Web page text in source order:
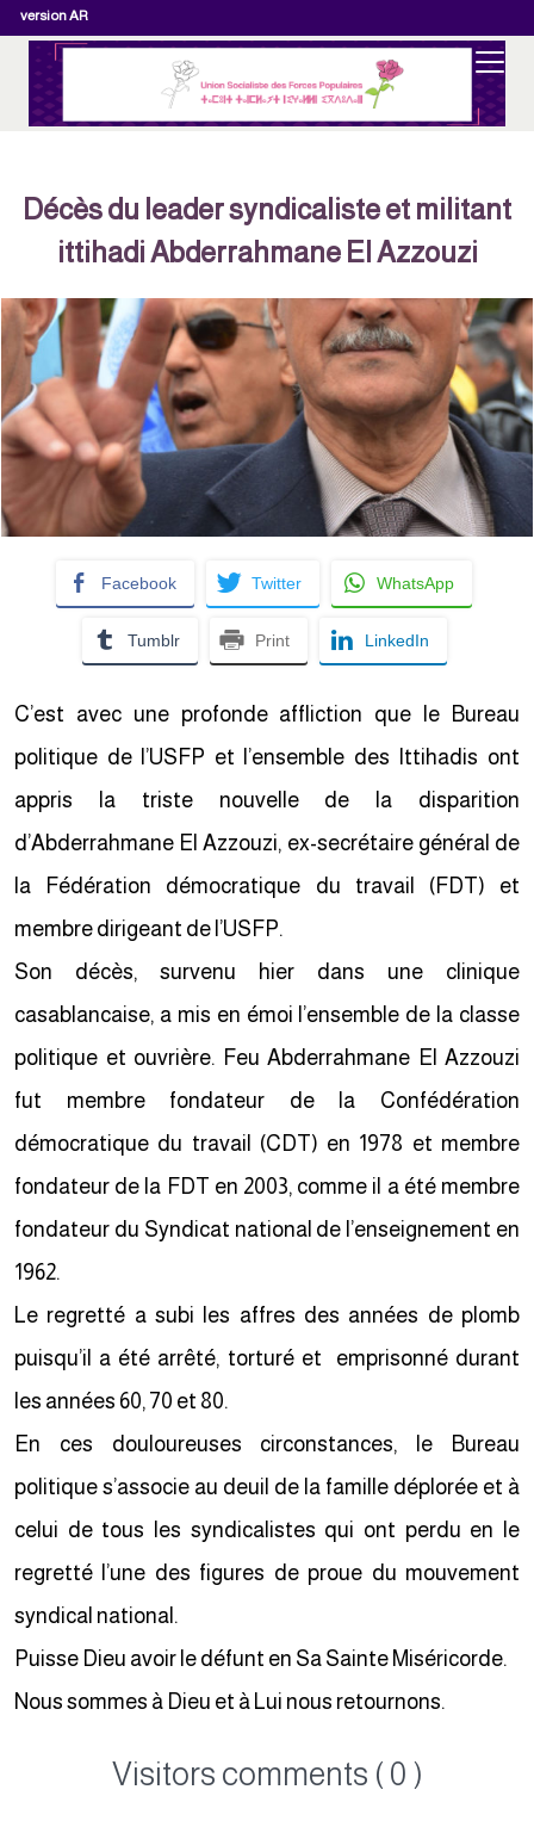
version AR
Décès du leader syndicaliste et militant
ittihadi Abderrahmane El Azzouzi
Facebook Twitter WhatsApp
Tumblr Print LinkedIn
C’est avec une profonde affliction que le Bureau
politique de l’USFP et l’ensemble des Ittihadis ont
appris la triste nouvelle de la disparition
d’Abderrahmane El Azzouzi, ex-secrétaire général de
la Fédération démocratique du travail (FDT) et
membre dirigeant de l’USFP.
Son décès, survenu hier dans une clinique
casablancaise, a mis en émoi l’ensemble de la classe
politique et ouvrière. Feu Abderrahmane El Azzouzi
fut membre fondateur de la Confédération
démocratique du travail (CDT) en 1978 et membre
fondateur de la FDT en 2003, comme il a été membre
fondateur du Syndicat national de l’enseignement en
1962.
Le regretté a subi les affres des années de plomb
puisqu’il a été arrêté, torturé et emprisonné durant
les années 60, 70 et 80.
En ces douloureuses circonstances, le Bureau
politique s’associe au deuil de la famille déplorée et à
celui de tous les syndicalistes qui ont perdu en le
regretté l’une des figures de proue du mouvement
syndical national.
Puisse Dieu avoir le défunt en Sa Sainte Miséricorde.
Nous sommes à Dieu et à Lui nous retournons.
Visitors comments ( 0 )